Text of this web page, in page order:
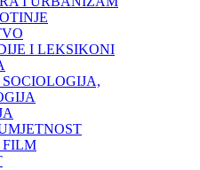
I LEKSIKONI